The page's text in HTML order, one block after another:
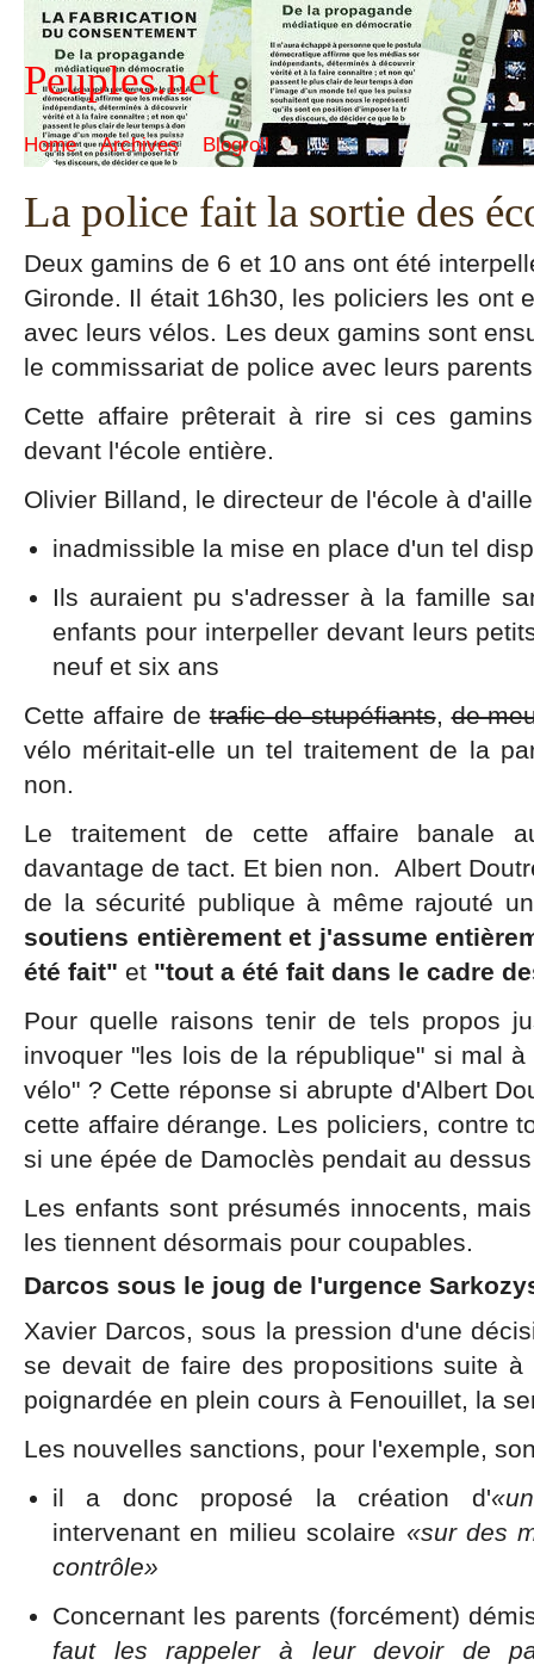
Peuples.net
Home Archives Blogroll
La police fait la sortie des
Deux gamins de 6 et 10 ans ont été
Gironde. Il était 16h30, les policiers les ont
avec leurs vélos. Les deux gamins sont
le commissariat de police avec leurs
Cette affaire prêterait à rire si ces
devant l'école entière.
Olivier Billand, le directeur de l'école à
inadmissible la mise en place d'un tel
Ils auraient pu s'adresser à la famille
enfants pour interpeller devant leurs
neuf et six ans
Cette affaire detrafic de stupéfiants,de
vélo méritait-elle un tel traitement de la
non.
Le traitement de cette affaire banale
davantage de tact. Et bien non. Albert
de la sécurité publique à même rajouté
soutiens entièrement et j'assume
été fait" et "tout a été fait dans le cadre
Pour quelle raisons tenir de tels propos
invoquer "les lois de la république" si mal
vélo" ? Cette réponse si abrupte d'Albert
cette affaire dérange. Les policiers, contre
si une épée de Damoclès pendait au
Les enfants sont présumés innocents,
les tiennent désormais pour coupables.
Darcos sous le joug de l'urgence
Xavier Darcos, sous la pression d'une
se devait de faire des propositions suite à
poignardée en plein cours à Fenouillet, la
Les nouvelles sanctions, pour l'exemple,
il a donc proposé la création d'
intervenant en milieu scolaire «sur des
contrôle»
Concernant les parents (forcément)
faut les rappeler à leur devoir de